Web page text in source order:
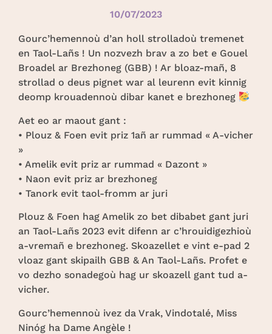
10/07/2023
Gourc’hemennoù d’an holl strolladoù tremenet
en Taol-Lañs ! Un nozvezh brav a zo bet e Gouel
Broadel ar Brezhoneg (GBB) ! Ar bloaz-mañ, 8
strollad o deus pignet war al leurenn evit kinnig
deomp krouadennoù dibar kanet e brezhoneg
Aet eo ar maout gant :
• Plouz & Foen evit priz 1añ ar rummad « A-vicher
»
• Amelik evit priz ar rummad « Dazont »
• Naon evit priz ar brezhoneg
• Tanork evit taol-fromm ar juri
Plouz & Foen hag Amelik zo bet dibabet gant juri
an Taol-Lañs 2023 evit difenn ar c’hrouidigezhioù
a-vremañ e brezhoneg. Skoazellet e vint e-pad 2
vloaz gant skipailh GBB & An Taol-Lañs. Profet e
vo dezho sonadegoù hag ur skoazell gant tud a-
vicher.
Gourc’hemennoù ivez da Vrak, Vindotalé, Miss
Ninóg ha Dame Angèle !